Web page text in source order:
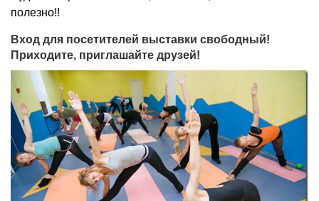
полезно!!
Вход для посетителей выставки свободный!
Приходите, приглашайте друзей!